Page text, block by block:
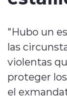
"Hubo un
las
violentas
proteger
el